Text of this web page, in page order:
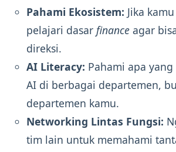
Pahami Ekosistem: Jika
pelajari dasarfinance agar
direksi.
AI Literacy: Pahami apa
AI di berbagai departemen,
departemen kamu.
Networking Lintas Fungsi:
tim lain untuk memahami